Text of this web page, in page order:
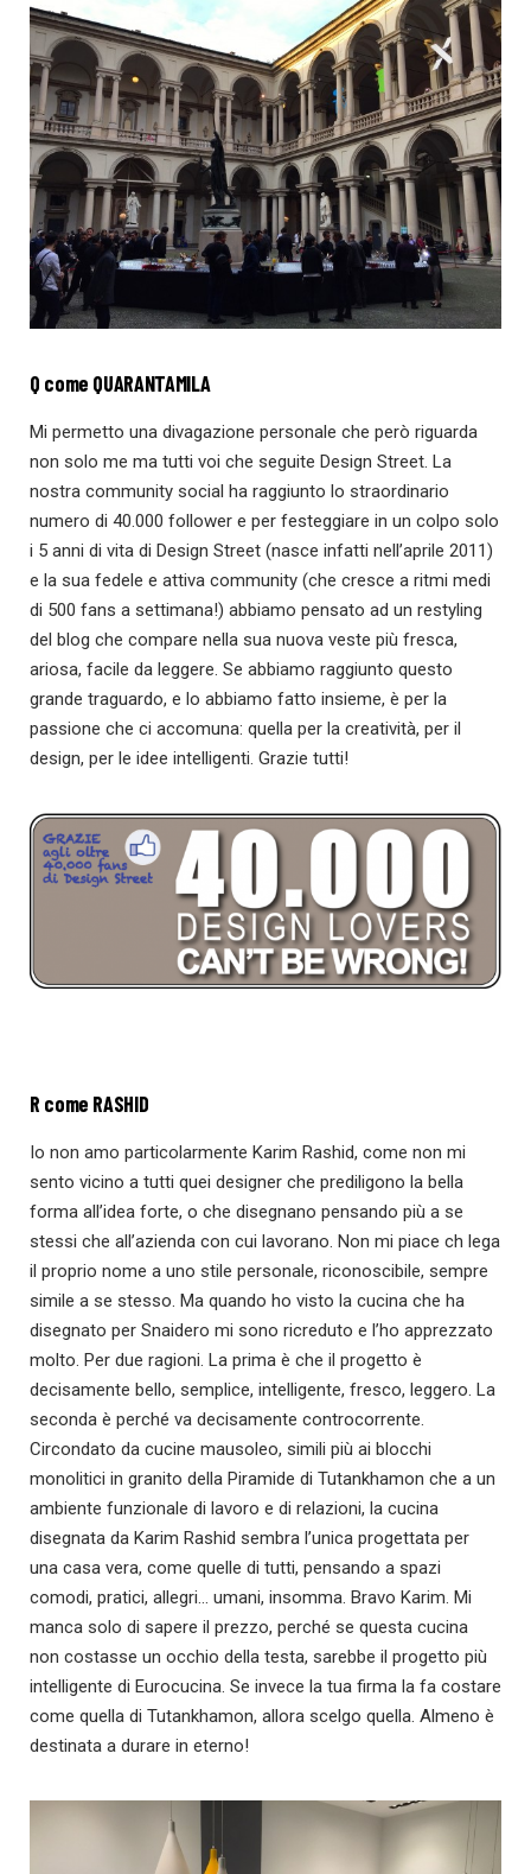
Q come QUARANTAMILA
Mi permetto una divagazione personale che però riguarda
non solo me ma tutti voi che seguite Design Street. La
nostra community social ha raggiunto lo straordinario
numero di 40.000 follower e per festeggiare in un colpo solo
i 5 anni di vita di Design Street (nasce infatti nell’aprile 2011)
e la sua fedele e attiva community (che cresce a ritmi medi
di 500 fans a settimana!) abbiamo pensato ad un restyling
del blog che compare nella sua nuova veste più fresca,
ariosa, facile da leggere. Se abbiamo raggiunto questo
grande traguardo, e lo abbiamo fatto insieme, è per la
passione che ci accomuna: quella per la creatività, per il
design, per le idee intelligenti. Grazie tutti!
R come RASHID
Io non amo particolarmente Karim Rashid, come non mi
sento vicino a tutti quei designer che prediligono la bella
forma all’idea forte, o che disegnano pensando più a se
stessi che all’azienda con cui lavorano. Non mi piace ch lega
il proprio nome a uno stile personale, riconoscibile, sempre
simile a se stesso. Ma quando ho visto la cucina che ha
disegnato per Snaidero mi sono ricreduto e l’ho apprezzato
molto. Per due ragioni. La prima è che il progetto è
decisamente bello, semplice, intelligente, fresco, leggero. La
seconda è perché va decisamente controcorrente.
Circondato da cucine mausoleo, simili più ai blocchi
monolitici in granito della Piramide di Tutankhamon che a un
ambiente funzionale di lavoro e di relazioni, la cucina
disegnata da Karim Rashid sembra l’unica progettata per
una casa vera, come quelle di tutti, pensando a spazi
comodi, pratici, allegri… umani, insomma. Bravo Karim. Mi
manca solo di sapere il prezzo, perché se questa cucina
non costasse un occhio della testa, sarebbe il progetto più
intelligente di Eurocucina. Se invece la tua firma la fa costare
come quella di Tutankhamon, allora scelgo quella. Almeno è
destinata a durare in eterno!